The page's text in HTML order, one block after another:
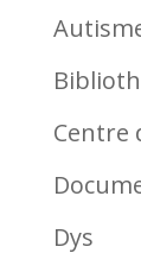
Centre
Dys